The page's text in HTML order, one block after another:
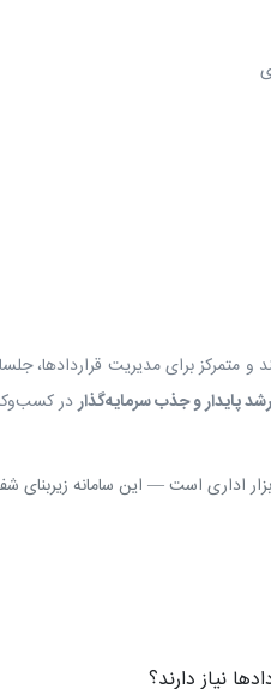
و متمرکز برای مدیریت قراردادها،
رشد پایدار و جذب سرمایه‌گذاردر
اداری است — این سامانه
نیاز دارند؟